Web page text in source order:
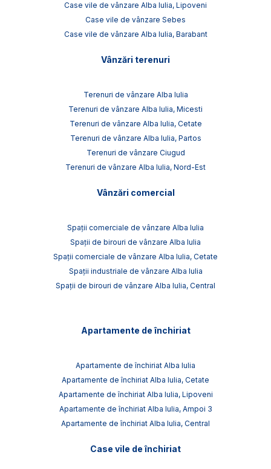
Case vile de vânzare Alba Iulia, Lipoveni
Case vile de vânzare Sebes
Case vile de vânzare Alba Iulia, Barabant
Vânzări terenuri
Terenuri de vânzare Alba Iulia
Terenuri de vânzare Alba Iulia, Micesti
Terenuri de vânzare Alba Iulia, Cetate
Terenuri de vânzare Alba Iulia, Partos
Terenuri de vânzare Ciugud
Terenuri de vânzare Alba Iulia, Nord-Est
Vânzări comercial
Spații comerciale de vânzare Alba Iulia
Spații de birouri de vânzare Alba Iulia
Spații comerciale de vânzare Alba Iulia, Cetate
Spații industriale de vânzare Alba Iulia
Spații de birouri de vânzare Alba Iulia, Central
Apartamente de închiriat
Apartamente de închiriat Alba Iulia
Apartamente de închiriat Alba Iulia, Cetate
Apartamente de închiriat Alba Iulia, Lipoveni
Apartamente de închiriat Alba Iulia, Ampoi 3
Apartamente de închiriat Alba Iulia, Central
Case vile de închiriat